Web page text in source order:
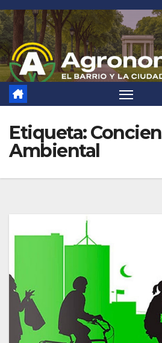
Saltar
al
contenido
Etiqueta:
Ambiental